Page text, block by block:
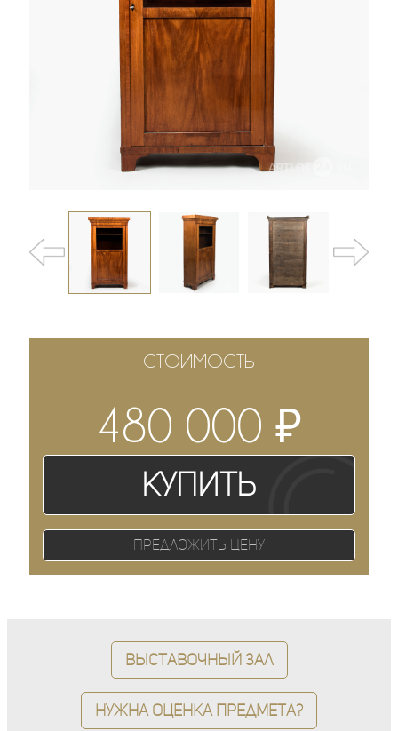
СТОИМОСТЬ
480 000 ₽
Купить
Предложить цену
Выставочный зал
Нужна оценка предмета?